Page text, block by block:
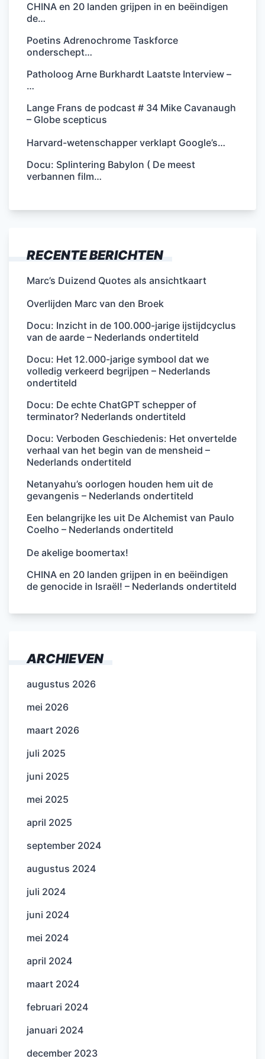
CHINA en 20 landen grijpen in en beëindigen
de…
Poetins Adrenochrome Taskforce
onderschept…
Patholoog Arne Burkhardt Laatste Interview –
…
Lange Frans de podcast # 34 Mike Cavanaugh
– Globe scepticus
Harvard-wetenschapper verklapt Google’s…
Docu: Splintering Babylon ( De meest
verbannen film…
RECENTE BERICHTEN
Marc’s Duizend Quotes als ansichtkaart
Overlijden Marc van den Broek
Docu: Inzicht in de 100.000-jarige ijstijdcyclus
van de aarde – Nederlands ondertiteld
Docu: Het 12.000-jarige symbool dat we
volledig verkeerd begrijpen – Nederlands
ondertiteld
Docu: De echte ChatGPT schepper of
terminator? Nederlands ondertiteld
Docu: Verboden Geschiedenis: Het onvertelde
verhaal van het begin van de mensheid –
Nederlands ondertiteld
Netanyahu’s oorlogen houden hem uit de
gevangenis – Nederlands ondertiteld
Een belangrijke les uit De Alchemist van Paulo
Coelho – Nederlands ondertiteld
De akelige boomertax!
CHINA en 20 landen grijpen in en beëindigen
de genocide in Israël! – Nederlands ondertiteld
ARCHIEVEN
augustus 2026
mei 2026
maart 2026
juli 2025
juni 2025
mei 2025
april 2025
september 2024
augustus 2024
juli 2024
juni 2024
mei 2024
april 2024
maart 2024
februari 2024
januari 2024
december 2023